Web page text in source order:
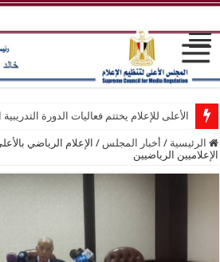
الأعلى للإعلام يختتم فعاليات الدورة
الرئيسية / أخبار المجلس / الإعلام الرياضي
الإعلاميين الرياضيين